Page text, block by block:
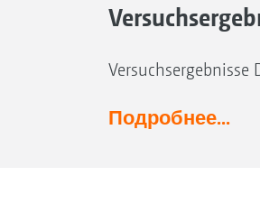
Versuchsergebnisse
Подробнее...